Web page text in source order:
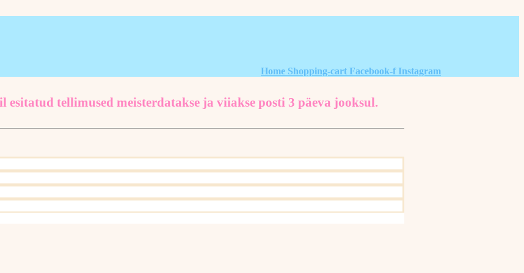
Home Shopping-cart Facebook-f Instagram
esitatud tellimused meisterdatakse ja viiakse posti 3 päeva jooksul.